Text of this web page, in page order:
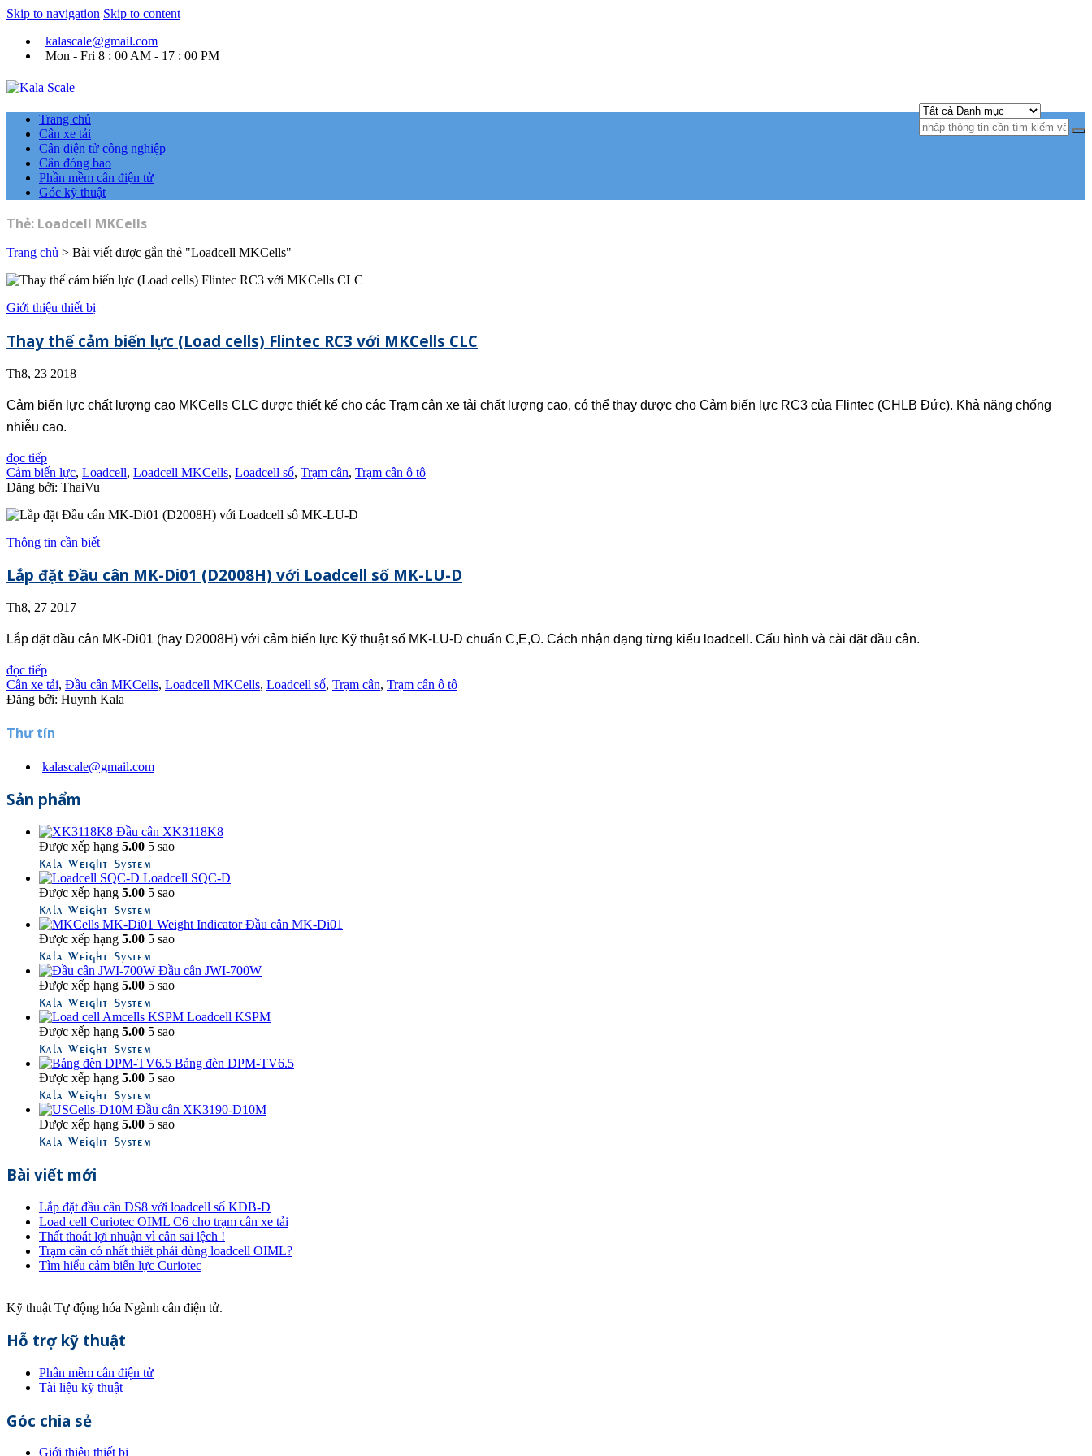
Skip to navigation Skip to content
kalascale@gmail.com
Mon - Fri 8 : 00 AM - 17 : 00 PM
Kala Scale
Kỹ thuật tự động hóa Ngành cân điện tử.
Trang chủ
Cân xe tải
Cân điện tử công nghiệp
Cân đóng bao
Phần mềm cân điện tử
Góc kỹ thuật
Thẻ: Loadcell MKCells
Trang chủ > Bài viết được gắn thẻ "Loadcell MKCells"
Giới thiệu thiết bị
Thay thế cảm biến lực (Load cells) Flintec RC3 với MKCells CLC
Th8, 23 2018
Cảm biến lực chất lượng cao MKCells CLC được thiết kế cho các Trạm cân xe tải chất lượng cao, có thể thay được cho Cảm biến lực RC3 của Flintec (CHLB Đức). Khả năng chống
nhiễu cao.
đọc tiếp
Cảm biến lực, Loadcell, Loadcell MKCells, Loadcell số, Trạm cân, Trạm cân ô tô
Đăng bởi: ThaiVu
Thông tin cần biết
Lắp đặt Đầu cân MK-Di01 (D2008H) với Loadcell số MK-LU-D
Th8, 27 2017
Lắp đặt đầu cân MK-Di01 (hay D2008H) với cảm biến lực Kỹ thuật số MK-LU-D chuẩn C,E,O. Cách nhận dạng từng kiểu loadcell. Cấu hình và cài đặt đầu cân.
đọc tiếp
Cân xe tải, Đầu cân MKCells, Loadcell MKCells, Loadcell số, Trạm cân, Trạm cân ô tô
Đăng bởi: Huynh Kala
Thư tín
kalascale@gmail.com
Sản phẩm
Đầu cân XK3118K8
Được xếp hạng 5.00 5 sao
Kala Weight System
Loadcell SQC-D
Được xếp hạng 5.00 5 sao
Kala Weight System
Đầu cân MK-Di01
Được xếp hạng 5.00 5 sao
Kala Weight System
Đầu cân JWI-700W
Được xếp hạng 5.00 5 sao
Kala Weight System
Loadcell KSPM
Được xếp hạng 5.00 5 sao
Kala Weight System
Bảng đèn DPM-TV6.5
Được xếp hạng 5.00 5 sao
Kala Weight System
Đầu cân XK3190-D10M
Được xếp hạng 5.00 5 sao
Kala Weight System
Bài viết mới
Lắp đặt đầu cân DS8 với loadcell số KDB-D
Load cell Curiotec OIML C6 cho trạm cân xe tải
Thất thoát lợi nhuận vì cân sai lệch !
Trạm cân có nhất thiết phải dùng loadcell OIML?
Tìm hiểu cảm biến lực Curiotec
Kỹ thuật Tự động hóa Ngành cân điện tử.
Hỗ trợ kỹ thuật
Phần mềm cân điện tử
Tài liệu kỹ thuật
Góc chia sẻ
Giới thiệu thiết bị